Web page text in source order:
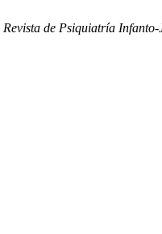
Revista de Psiquiatría Infanto-